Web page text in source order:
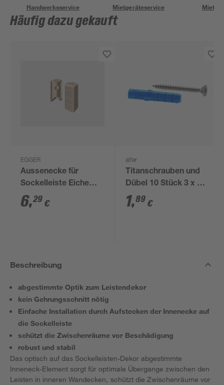
Handwerksservice Mietgeräteservice
Häufig dazu gekauft
EGGER
Aussenecke für
Sockelleiste Eiche
hellgrau 2 Stück
6,29 €
alfer
Titanschrauben und
Dübel 10 Stück 3 x 30
mm
1,89 €
Beschreibung
abgestimmte Optik zum Leistendekor
kein Gehrungsschnitt nötig
Einfache Installation durch Aufstecken der Innenecke auf
die Sockelleiste
schützt die Zwischenräume vor Beschädigung
robust und stabil
Das optisch auf das Sockelleisten-Dekor abgestimmte
Inneneck-Element sorgt für optimale Übergange zwischen den
Leisten in inneren Wandecken, schützt die Zwischenräume vor